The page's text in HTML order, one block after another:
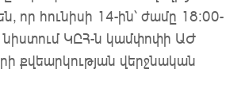
որ հունիսի 14-ին՝ ժամը 18։00-
նիստում ԿԸՀ-ն կամփոփի ԱԺ
քվեարկության վերջնական